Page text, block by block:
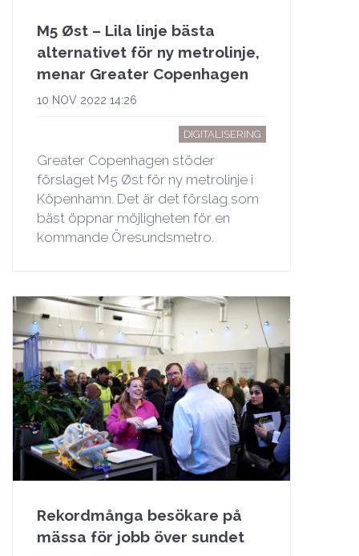
M5 Øst – Lila linje bästa
alternativet för ny metrolinje,
menar Greater Copenhagen
10 NOV 2022 14:26
DIGITALISERING
Greater Copenhagen stöder
förslaget M5 Øst för ny metrolinje i
Köpenhamn. Det är det förslag som
bäst öppnar möjligheten för en
kommande Öresundsmetro.
Rekordmånga besökare på
mässa för jobb över sundet